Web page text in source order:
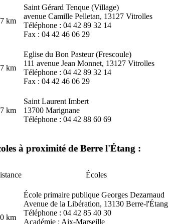
km
Saint Gérard Tenque (Village)
avenue Camille Pelletan, 13127 Vitrolles
Téléphone : 04 42 89 32 14
Fax : 04 42 46 06 29
km
Eglise du Bon Pasteur (Frescoule)
111 avenue Jean Monnet, 13127 Vitrolles
Téléphone : 04 42 89 32 14
Fax : 04 42 46 06 29
km
Saint Laurent Imbert
13700 Marignane
Téléphone : 04 42 88 60 69
à proximité de Berre l'Étang :
Écoles
km
École primaire publique Georges Dezarnaud
Avenue de la Libération, 13130 Berre-l'Étang
Téléphone : 04 42 85 40 30
Académie : Aix-Marseille